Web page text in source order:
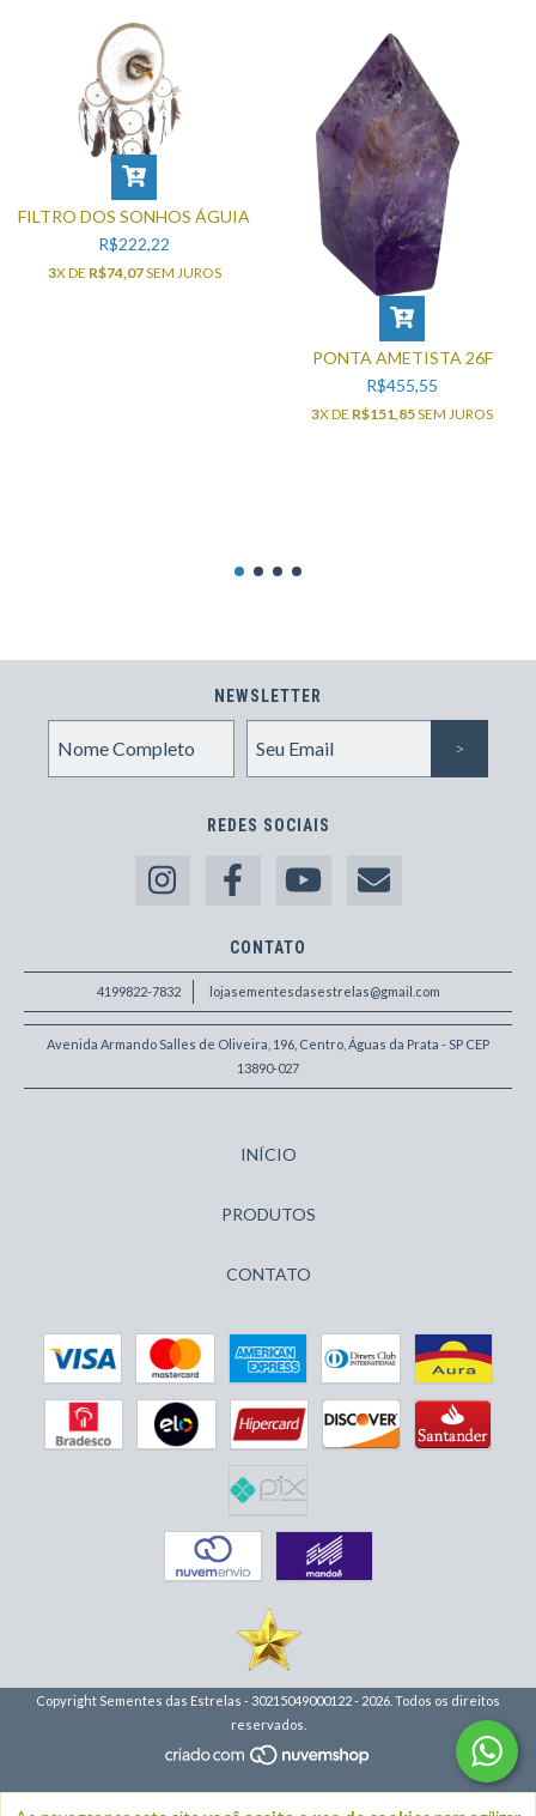
FILTRO DOS SONHOS ÁGUIA
R$222,22
3X DE R$74,07SEM JUROS
PONTA AMETISTA 26F
R$455,55
3X DE R$151,85SEM JUROS
NEWSLETTER
REDES SOCIAIS
CONTATO
4199822-7832 lojasementesdasestrelas@gmail.com
Avenida Armando Salles de Oliveira, 196, Centro, Águas da Prata - SP CEP
13890-027
INÍCIO
PRODUTOS
CONTATO
Copyright Sementes das Estrelas - 30215049000122 - 2026. Todos os direitos
reservados.